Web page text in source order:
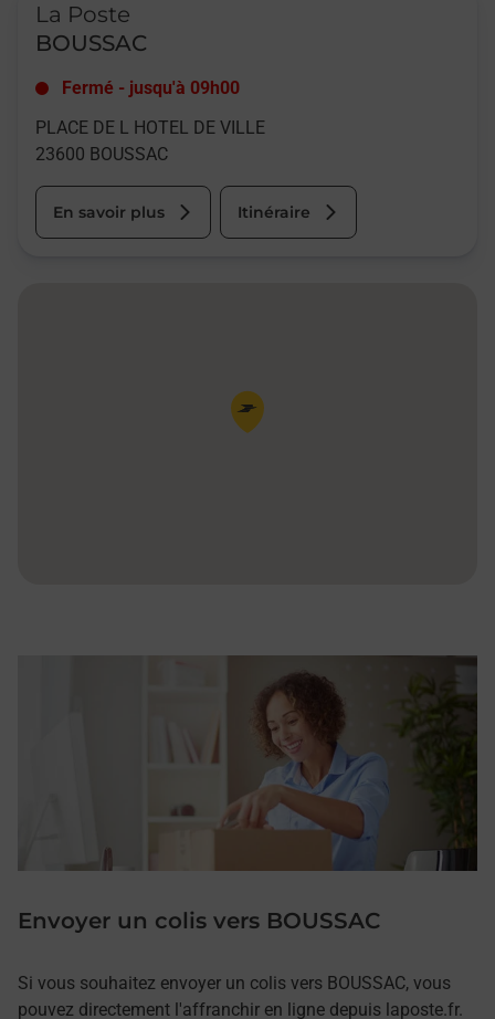
La Poste
BOUSSAC
Fermé - jusqu'à 09h00
PLACE DE L HOTEL DE VILLE
23600 BOUSSAC
En savoir plus Itinéraire
Pin de la carte
Envoyer un colis vers BOUSSAC
Si vous souhaitez envoyer un colis vers BOUSSAC, vous
pouvez directement l'affranchir en ligne depuis laposte.fr.